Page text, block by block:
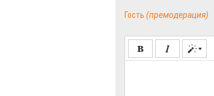
Гость (премодерация)